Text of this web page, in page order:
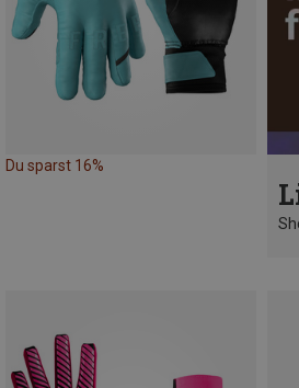
Du sparst 16%